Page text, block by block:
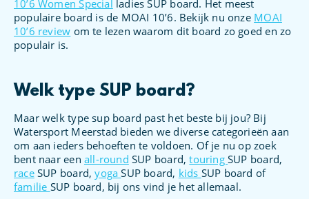
10’6 Women Special ladies SUP board. Het meest
populaire board is de MOAI 10’6. Bekijk nu onze MOAI
10’6 review om te lezen waarom dit board zo goed en zo
populair is.
Welk type SUP board?
Maar welk type sup board past het beste bij jou? Bij
Watersport Meerstad bieden we diverse categorieën aan
om aan ieders behoeften te voldoen. Of je nu op zoek
bent naar een all-round SUP board,touringSUP board,
raceSUP board,yogaSUP board, kids SUP board of
familie SUP board, bij ons vind je het allemaal.